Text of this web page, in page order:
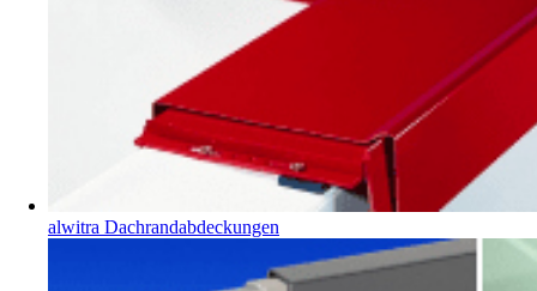
alwitra Dachrandabdeckungen